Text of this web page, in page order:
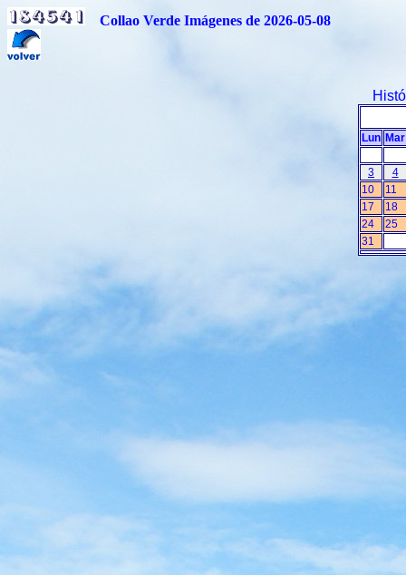
Collao Verde Imágenes de 2026-05-08
Lun Mar
3
4
10
11
17
18
24
25
31